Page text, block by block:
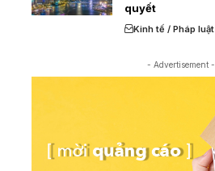
quyết
Kinh tế / Pháp luật
- Advertisement -